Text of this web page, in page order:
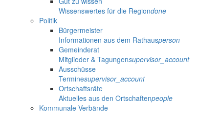
Wissenswertes für die Regiondone
Politik
Bürgermeister
Informationen aus dem Rathausperson
Gemeinderat
Mitglieder & Tagungensupervisor_account
Ausschüsse
Terminesupervisor_account
Ortschaftsräte
Aktuelles aus den Ortschaftenpeople
Kommunale Verbände